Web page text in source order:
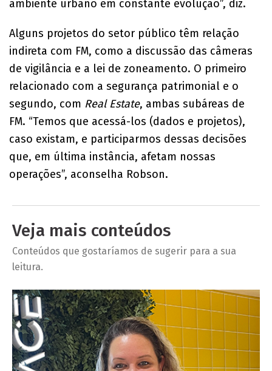
ambiente urbano em constante evolução”, diz.
Alguns projetos do setor público têm relação
indireta com FM, como a discussão das câmeras
de vigilância e a lei de zoneamento. O primeiro
relacionado com a segurança patrimonial e o
segundo, com Real Estate, ambas subáreas de
FM. “Temos que acessá-los (dados e projetos),
caso existam, e participarmos dessas decisões
que, em última instância, afetam nossas
operações”, aconselha Robson.
Veja mais conteúdos
Conteúdos que gostaríamos de sugerir para a sua
leitura.